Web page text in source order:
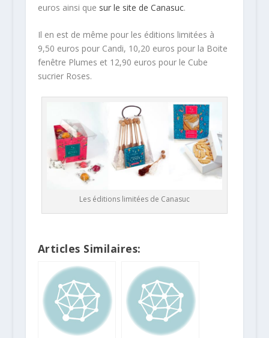
euros ainsi que sur le site de Canasuc.
Il en est de même pour les éditions limitées à
9,50 euros pour Candi, 10,20 euros pour la Boite
fenêtre Plumes et 12,90 euros pour le Cube
sucrier Roses.
Les éditions limitées de Canasuc
Articles Similaires: